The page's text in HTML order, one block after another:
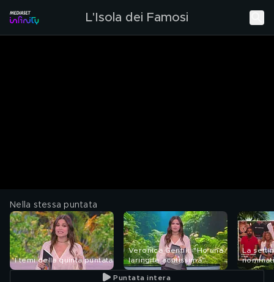
L'Isola dei Famosi
Nella stessa puntata
I temi della quinta puntata
Veronica Gentili: "Ho una
laringite acutissima"
La
Mario
Puntata intera